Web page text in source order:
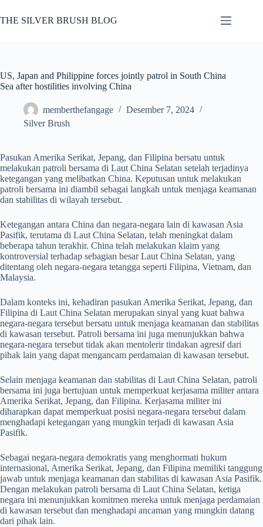
to
content
THE SILVER BRUSH BLOG
US, Japan and Philippine forces jointly patrol in South China
Sea after hostilities involving China
memberthefangage
Desember 7, 2024
Silver Brush
Pasukan Amerika Serikat, Jepang, dan Filipina bersatu untuk
melakukan patroli bersama di Laut China Selatan setelah terjadinya
ketegangan yang melibatkan China. Keputusan untuk melakukan
patroli bersama ini diambil sebagai langkah untuk menjaga keamanan
dan stabilitas di wilayah tersebut.
Ketegangan antara China dan negara-negara lain di kawasan Asia
Pasifik, terutama di Laut China Selatan, telah meningkat dalam
beberapa tahun terakhir. China telah melakukan klaim yang
kontroversial terhadap sebagian besar Laut China Selatan, yang
ditentang oleh negara-negara tetangga seperti Filipina, Vietnam, dan
Malaysia.
Dalam konteks ini, kehadiran pasukan Amerika Serikat, Jepang, dan
Filipina di Laut China Selatan merupakan sinyal yang kuat bahwa
negara-negara tersebut bersatu untuk menjaga keamanan dan stabilitas
di kawasan tersebut. Patroli bersama ini juga menunjukkan bahwa
negara-negara tersebut tidak akan mentolerir tindakan agresif dari
pihak lain yang dapat mengancam perdamaian di kawasan tersebut.
Selain menjaga keamanan dan stabilitas di Laut China Selatan, patroli
bersama ini juga bertujuan untuk memperkuat kerjasama militer antara
Amerika Serikat, Jepang, dan Filipina. Kerjasama militer ini
diharapkan dapat memperkuat posisi negara-negara tersebut dalam
menghadapi ketegangan yang mungkin terjadi di kawasan Asia
Pasifik.
Sebagai negara-negara demokratis yang menghormati hukum
internasional, Amerika Serikat, Jepang, dan Filipina memiliki tanggung
jawab untuk menjaga keamanan dan stabilitas di kawasan Asia Pasifik.
Dengan melakukan patroli bersama di Laut China Selatan, ketiga
negara ini menunjukkan komitmen mereka untuk menjaga perdamaian
di kawasan tersebut dan menghadapi ancaman yang mungkin datang
dari pihak lain.